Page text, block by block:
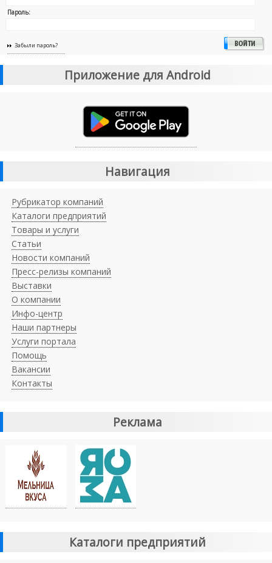
Пароль:
Забыли пароль?
Приложение для Android
Навигация
Рубрикатор компаний
Каталоги предприятий
Товары и услуги
Статьи
Новости компаний
Пресс-релизы компаний
Выставки
О компании
Инфо-центр
Наши партнеры
Услуги портала
Помощь
Вакансии
Контакты
Реклама
Каталоги предприятий